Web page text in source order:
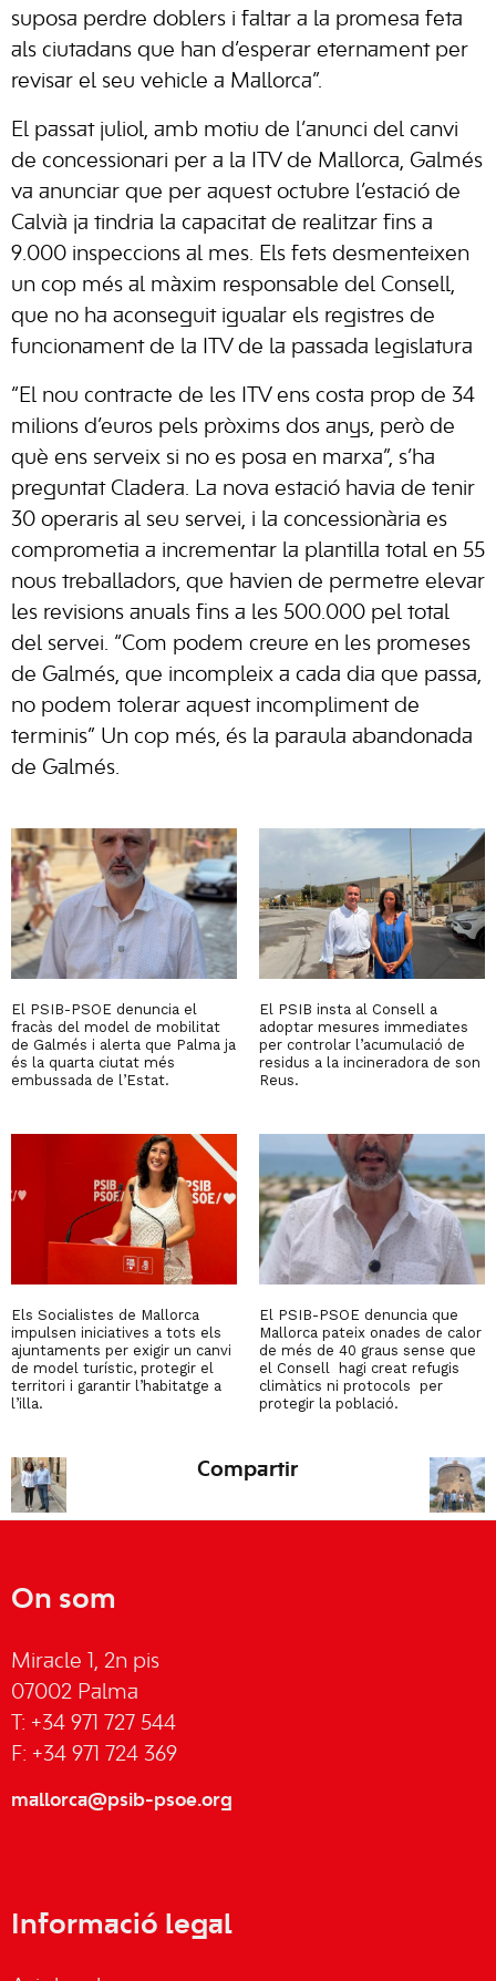
suposa perdre doblers i faltar a la promesa feta
als ciutadans que han d’esperar eternament per
revisar el seu vehicle a Mallorca”.
El passat juliol, amb motiu de l’anunci del canvi
de concessionari per a la ITV de Mallorca, Galmés
va anunciar que per aquest octubre l’estació de
Calvià ja tindria la capacitat de realitzar fins a
9.000 inspeccions al mes. Els fets desmenteixen
un cop més al màxim responsable del Consell,
que no ha aconseguit igualar els registres de
funcionament de la ITV de la passada legislatura
“El nou contracte de les ITV ens costa prop de 34
milions d’euros pels pròxims dos anys, però de
què ens serveix si no es posa en marxa”, s’ha
preguntat Cladera. La nova estació havia de tenir
30 operaris al seu servei, i la concessionària es
comprometia a incrementar la plantilla total en 55
nous treballadors, que havien de permetre elevar
les revisions anuals fins a les 500.000 pel total
del servei. “Com podem creure en les promeses
de Galmés, que incompleix a cada dia que passa,
no podem tolerar aquest incompliment de
terminis” Un cop més, és la paraula abandonada
de Galmés.
El PSIB-PSOE denuncia el
fracàs del model de mobilitat
de Galmés i alerta que Palma ja
és la quarta ciutat més
embussada de l’Estat.
El PSIB insta al Consell a
adoptar mesures immediates
per controlar l’acumulació de
residus a la incineradora de son
Reus.
Els Socialistes de Mallorca
impulsen iniciatives a tots els
ajuntaments per exigir un canvi
de model turístic, protegir el
territori i garantir l’habitatge a
l’illa.
El PSIB-PSOE denuncia que
Mallorca pateix onades de calor
de més de 40 graus sense que
el Consell hagi creat refugis
climàtics ni protocols per
protegir la població.
Compartir
On som
Miracle 1, 2n pis
07002 Palma
T: +34 971 727 544
F: +34 971 724 369
mallorca@psib-psoe.org
Informació legal